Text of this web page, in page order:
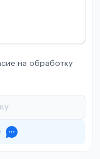
на обработку